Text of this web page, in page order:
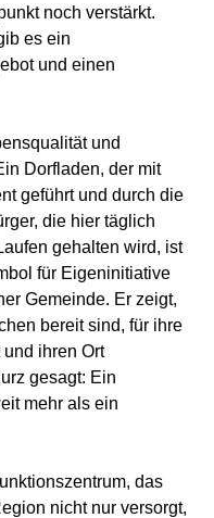
noch verstärkt.
es ein
und einen
und
Dorfladen, der mit
geführt und durch die
die hier täglich
gehalten wird, ist
für Eigeninitiative
Gemeinde. Er zeigt,
bereit sind, für ihre
und ihren Ort
gesagt: Ein
mehr als ein
das
nicht nur versorgt,